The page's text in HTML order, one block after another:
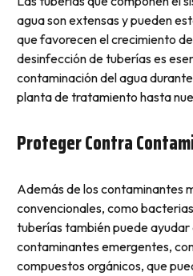
agua son extensas y pueden
que favorecen el crecimiento
desinfección de tuberías es
contaminación del agua
planta de tratamiento hasta
Proteger Contra
Además de los contaminantes
convencionales, como
tuberías también puede
contaminantes emergentes,
compuestos orgánicos, que